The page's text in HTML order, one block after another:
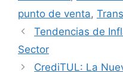
punto de venta,
Tendencias de
Sector
CrediTUL: La